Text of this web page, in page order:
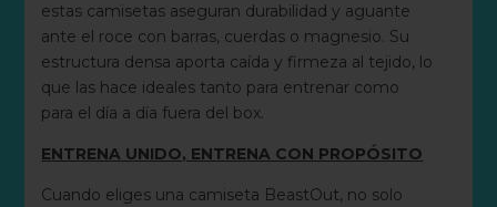
estas camisetas aseguran durabilidad y aguante
ante el roce con barras, cuerdas o magnesio. Su
estructura densa aporta caída y firmeza al tejido, lo
que las hace ideales tanto para entrenar como
para el día a día fuera del box.
ENTRENA UNIDO, ENTRENA CON PROPÓSITO
Cuando eliges una camiseta BeastOut, no solo